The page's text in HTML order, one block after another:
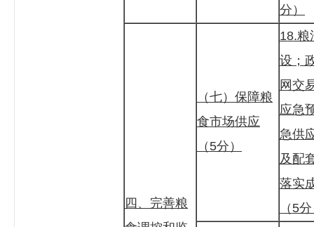
分）
四、完善粮
（七）保障粮
食市场供应
（5分）
18.粮
设；
网交
应急
急供
及配
落实
（5